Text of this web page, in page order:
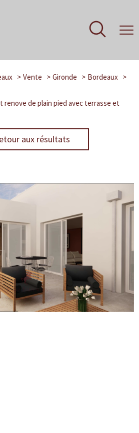
Vente Gironde
Bordeaux
de plain pied avec terrasse et
aux résultats